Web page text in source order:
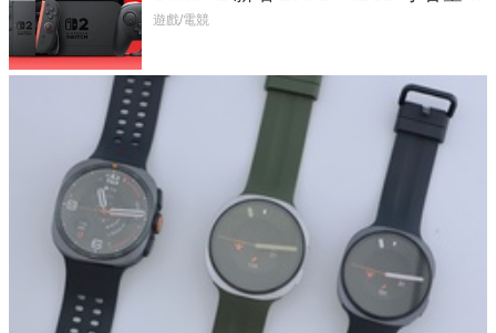
戲卡的選擇
遊戲/電競